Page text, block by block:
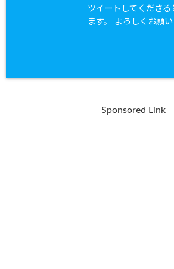
ツイートしてくださる
ます。 よろしくお願い
Sponsored Link